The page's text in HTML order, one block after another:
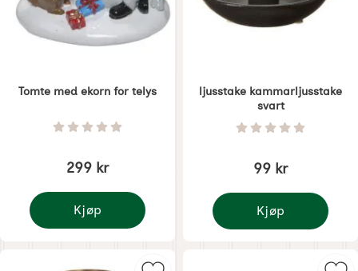
Tomte med ekorn for telys
Varenummer 8329Vurdering: 0 Stjerne av 5
299 kr
Kjøp
Tomte med ekorn for telys
ljusstake kammarljusstake
svart
Varenummer 8489Vurdering: 0
99 kr
Kjøp
ljusstake